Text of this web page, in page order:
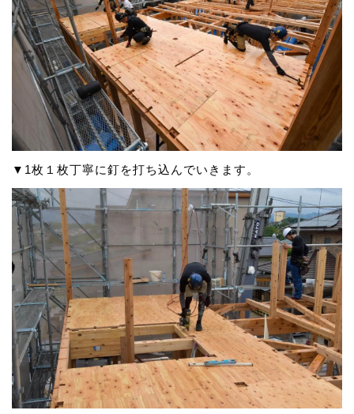
▼1枚１枚丁寧に釘を打ち込んでいきます。